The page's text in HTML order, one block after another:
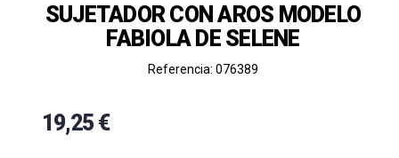
SUJETADOR CON AROS MODELO
FABIOLA DE SELENE
Referencia: 076389
19,25 €